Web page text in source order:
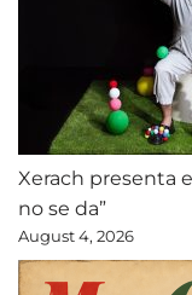
Xerach presenta
no se da”
August 4, 2026